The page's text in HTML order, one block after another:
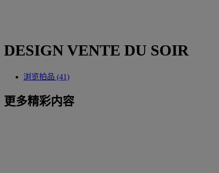
DESIGN VENTE DU SOIR
浏览拍品 (41)
更多精彩内容